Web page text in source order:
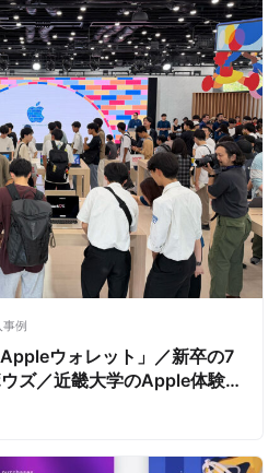
例
ウォレット」／新卒の7
ズ／近畿大学のApple体験
トレンド】